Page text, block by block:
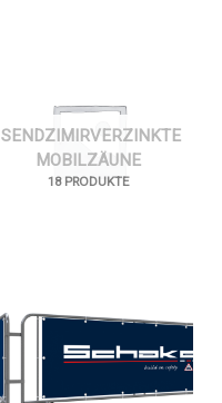
SENDZIMIRVERZINKTE
MOBILZÄUNE
18 PRODUKTE